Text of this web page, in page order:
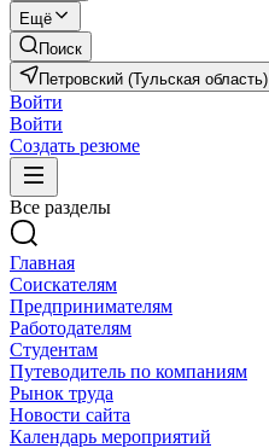
Ещё
Поиск
Петровский (Тульская область)
Войти
Войти
Создать резюме
Все разделы
Главная
Соискателям
Предпринимателям
Работодателям
Студентам
Путеводитель по компаниям
Рынок труда
Новости сайта
Календарь мероприятий